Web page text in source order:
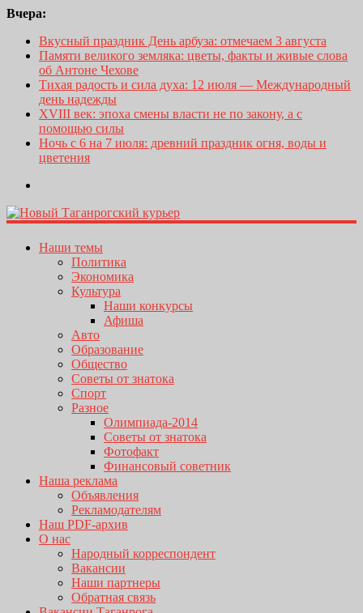
Вчера:
Вкусный праздник День арбуза: отмечаем 3 августа
Памяти великого земляка: цветы, факты и живые слова
об Антоне Чехове
Тихая радость и сила духа: 12 июля — Международный
день надежды
XVIII век: эпоха смены власти не по закону, а с
помощью силы
Ночь с 6 на 7 июля: древний праздник огня, воды и
цветения
Наши темы
Политика
Экономика
Культура
Наши конкурсы
Афиша
Авто
Образование
Общество
Советы от знатока
Спорт
Разное
Олимпиада-2014
Советы от знатока
Фотофакт
Финансовый советник
Наша реклама
Объявления
Рекламодателям
Наш PDF-архив
О нас
Народный корреспондент
Вакансии
Наши партнеры
Обратная связь